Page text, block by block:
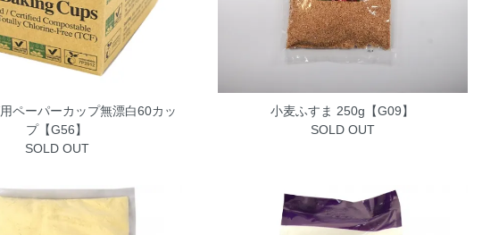
ペーパーカップ無漂白60カッ
プ【G56】
SOLD OUT
小麦ふすま 250g【G09】
SOLD OUT